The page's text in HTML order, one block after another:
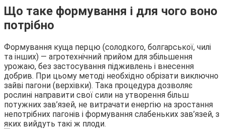
Що таке формування і для чого воно
потрібно
Формування куща перцю (солодкого, болгарської, чилі
та інших) — агротехнічний прийом для збільшення
урожаю, без застосування підживлень і внесення
добрив. При цьому методі необхідно обрізати виключно
зайві пагони (верхівки). Така процедура дозволяє
рослині направити свої сили на утворення більш
потужних зав’язей, не витрачати енергію на зростання
непотрібних пагонів і формування слабеньких зав’язей, з
яких вийдуть такі ж плоди.